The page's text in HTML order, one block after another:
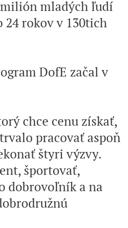
mladých ľudí
24 rokov v 130tich
DofE začal v
chce cenu získať,
pracovať aspoň
štyri výzvy.
športovať,
dobrovoľník a na